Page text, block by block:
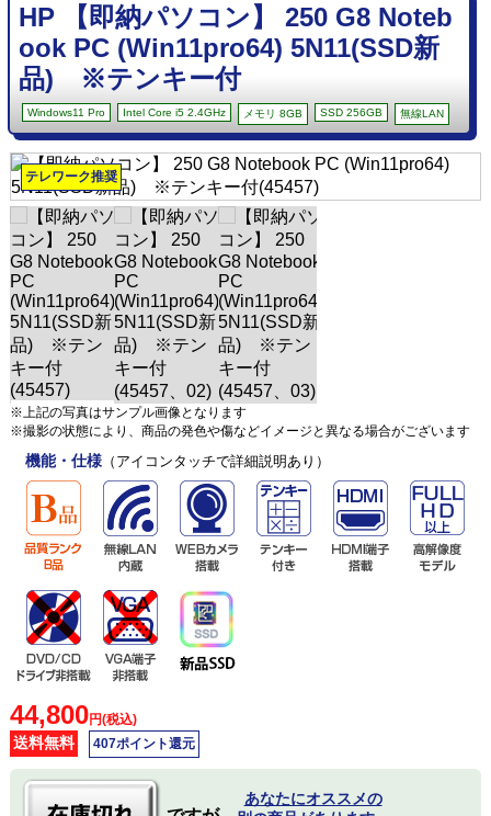
HP 【即納パソコン】 250 G8 Noteb
ook PC (Win11pro64) 5N11(SSD新
品) ※テンキー付
Windows11 Pro Intel Core i5 2.4GHz メモリ 8GB SSD 256GB 無線LAN
テレワーク推奨
※上記の写真はサンプル画像となります
※撮影の状態により、商品の発色や傷などイメージと異なる場合がございます
機能・仕様（アイコンタッチで詳細説明あり）
44,800円(税込)
送料無料 407ポイント還元
あなたにオススメの